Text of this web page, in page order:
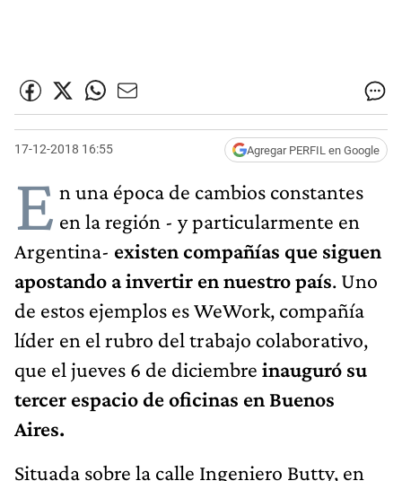
17-12-2018 16:55 Agregar PERFIL en Google
E n una época de cambios constantes
en la región - y particularmente en
Argentina- existen compañías que siguen
apostando a invertir en nuestro país. Uno
de estos ejemplos es WeWork, compañía
líder en el rubro del trabajo colaborativo,
que el jueves 6 de diciembre inauguró su
tercer espacio de oficinas en Buenos
Aires.
Situada sobre la calle Ingeniero Butty, en